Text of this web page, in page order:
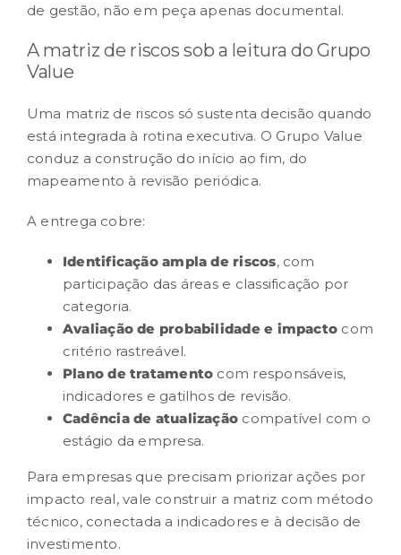
de gestão, não em peça apenas documental.
A matriz de riscos sob a leitura do Grupo
Value
Uma matriz de riscos só sustenta decisão quando
está integrada à rotina executiva. O Grupo Value
conduz a construção do início ao fim, do
mapeamento à revisão periódica.
A entrega cobre:
Identificação ampla de riscos, com
participação das áreas e classificação por
categoria.
Avaliação de probabilidade e impacto com
critério rastreável.
Plano de tratamento com responsáveis,
indicadores e gatilhos de revisão.
Cadência de atualização compatível com o
estágio da empresa.
Para empresas que precisam priorizar ações por
impacto real, vale construir a matriz com método
técnico, conectada a indicadores e à decisão de
investimento.